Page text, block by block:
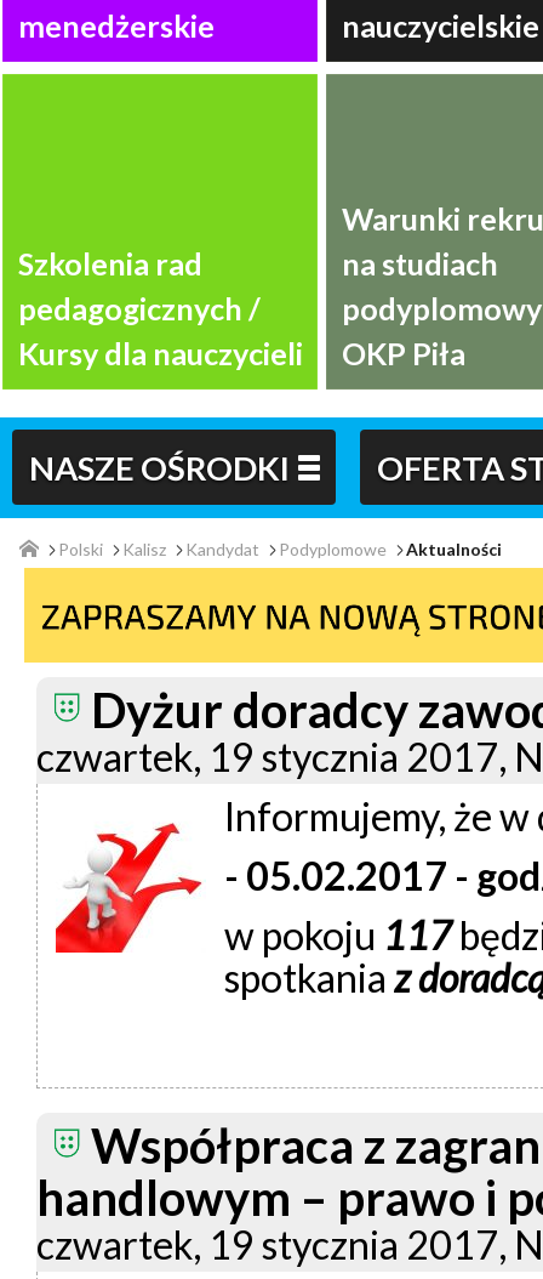
menedżerskie
nauczycielskie
Szkolenia rad
pedagogicznych /
Kursy dla nauczycieli
Warunki
na studiach
OKP Piła
NASZE OŚRODKI OFERTA
Polski Kalisz Kandydat Podyplomowe Aktualności
Dyżur doradcy
czwartek, 19 stycznia 2017,
Informujemy, że w
- 05.02.2017 -
w pokoju 117
spotkania z
Współpraca z
handlowym – prawo i
czwartek, 19 stycznia 2017,